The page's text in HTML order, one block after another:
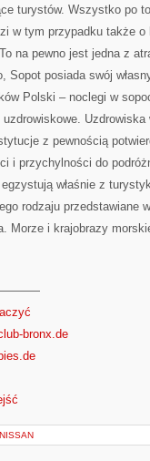
turystów. Wszystko po
w tym przypadku także
na pewno jest jedna z
Sopot posiada swój
Polski – noclegi w
z pewnością
i przychylności do
właśnie z
rodzaju przedstawiane
Morze i krajobrazy
bronx.de
NISSAN